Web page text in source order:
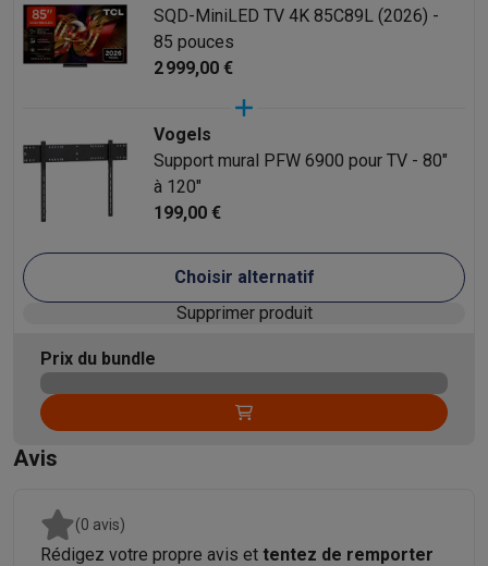
SQD-MiniLED TV 4K 85C89L (2026) -
85 pouces
2 999,00 €
Vogels
Support mural PFW 6900 pour TV - 80"
à 120"
199,00 €
Choisir alternatif
Supprimer produit
Prix du bundle
Avis
(0 avis)
Rédigez votre propre avis et tentez de remporter